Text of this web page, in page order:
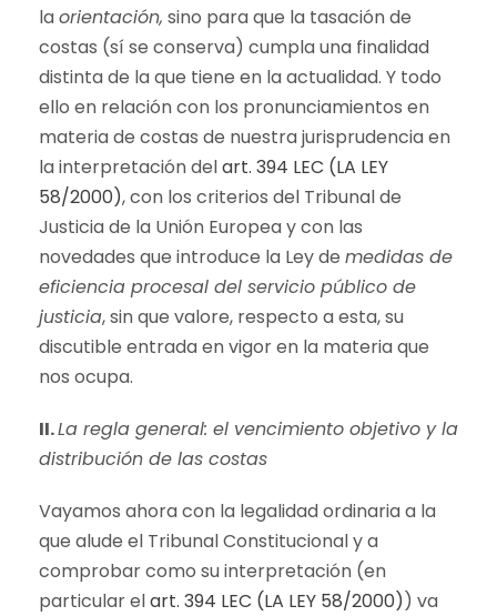
laorientación, sino para que la tasación de
costas (sí se conserva) cumpla una finalidad
distinta de la que tiene en la actualidad. Y todo
ello en relación con los pronunciamientos en
materia de costas de nuestra jurisprudencia en
la interpretación delart. 394 LEC (LA LEY
58/2000), con los criterios del Tribunal de
Justicia de la Unión Europea y con las
novedades que introduce la Ley de medidas de
eficiencia procesal del servicio público de
justicia, sin que valore, respecto a esta, su
discutible entrada en vigor en la materia que
nos ocupa.
II.La regla general: el vencimiento objetivo y la
distribución de las costas
Vayamos ahora con la legalidad ordinaria a la
que alude el Tribunal Constitucional y a
comprobar como su interpretación (en
particular elart. 394 LEC (LA LEY 58/2000)) va